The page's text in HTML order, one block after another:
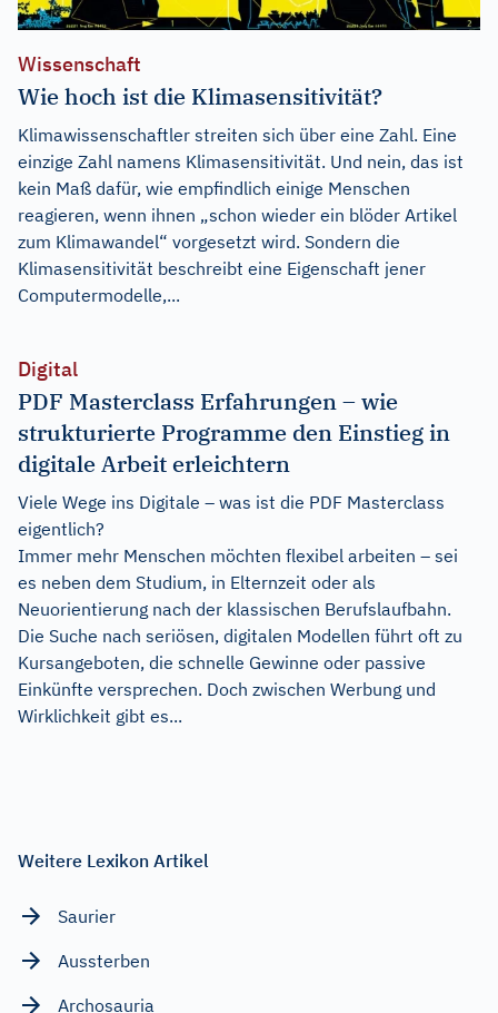
Wissenschaft
Wie hoch ist die Klimasensitivität?
Klimawissenschaftler streiten sich über eine Zahl. Eine
einzige Zahl namens Klimasensitivität. Und nein, das ist
kein Maß dafür, wie empfindlich einige Menschen
reagieren, wenn ihnen „schon wieder ein blöder Artikel
zum Klimawandel“ vorgesetzt wird. Sondern die
Klimasensitivität beschreibt eine Eigenschaft jener
Computermodelle,...
Digital
PDF Masterclass Erfahrungen – wie
strukturierte Programme den Einstieg in
digitale Arbeit erleichtern
Viele Wege ins Digitale – was ist die PDF Masterclass
eigentlich?
Immer mehr Menschen möchten flexibel arbeiten – sei
es neben dem Studium, in Elternzeit oder als
Neuorientierung nach der klassischen Berufslaufbahn.
Die Suche nach seriösen, digitalen Modellen führt oft zu
Kursangeboten, die schnelle Gewinne oder passive
Einkünfte versprechen. Doch zwischen Werbung und
Wirklichkeit gibt es...
Weitere Lexikon Artikel
Saurier
Aussterben
Archosauria